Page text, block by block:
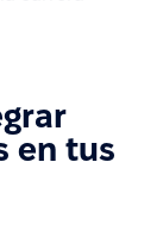
en tus